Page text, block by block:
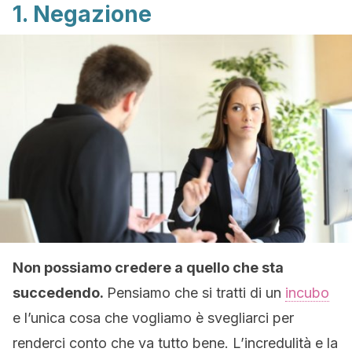
1. Negazione
Non possiamo credere a quello che sta
succedendo. Pensiamo che si tratti di un incubo
e l’unica cosa che vogliamo è svegliarci per
renderci conto che va tutto bene. L’incredulità e la